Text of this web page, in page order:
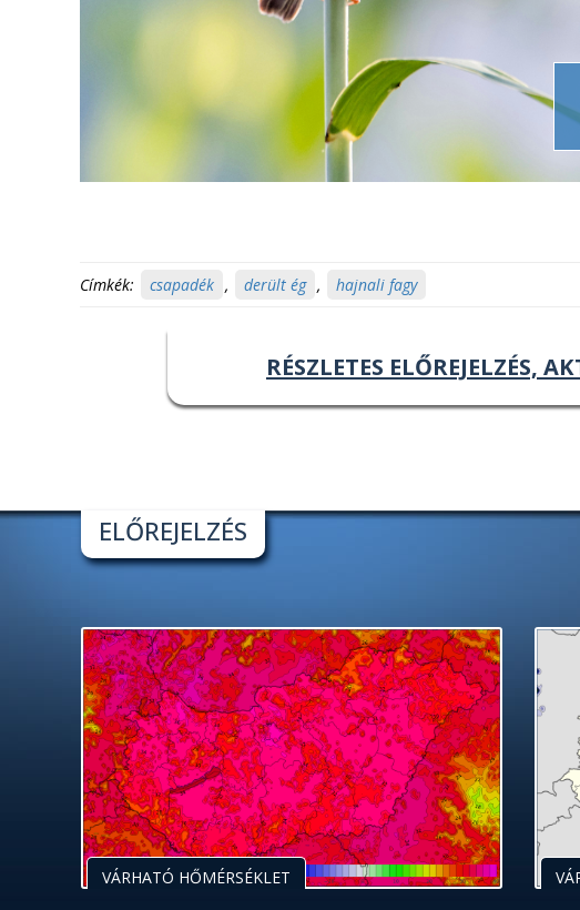
Címkék: csapadék , derült ég , hajnali fagy
RÉSZLETES ELŐREJELZÉS,
ELŐREJELZÉS
VÁRHATÓ HŐMÉRSÉKLET